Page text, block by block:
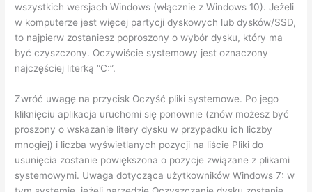
wszystkich wersjach Windows (włącznie z Windows 10). Jeżeli
w komputerze jest więcej partycji dyskowych lub dysków/SSD,
to najpierw zostaniesz poproszony o wybór dysku, który ma
być czyszczony. Oczywiście systemowy jest oznaczony
najczęściej literką “C:”.
Zwróć uwagę na przycisk Oczyść pliki systemowe. Po jego
kliknięciu aplikacja uruchomi się ponownie (znów możesz być
proszony o wskazanie litery dysku w przypadku ich liczby
mnogiej) i liczba wyświetlanych pozycji na liście Pliki do
usunięcia zostanie powiększona o pozycje związane z plikami
systemowymi. Uwaga dotycząca użytkowników Windows 7: w